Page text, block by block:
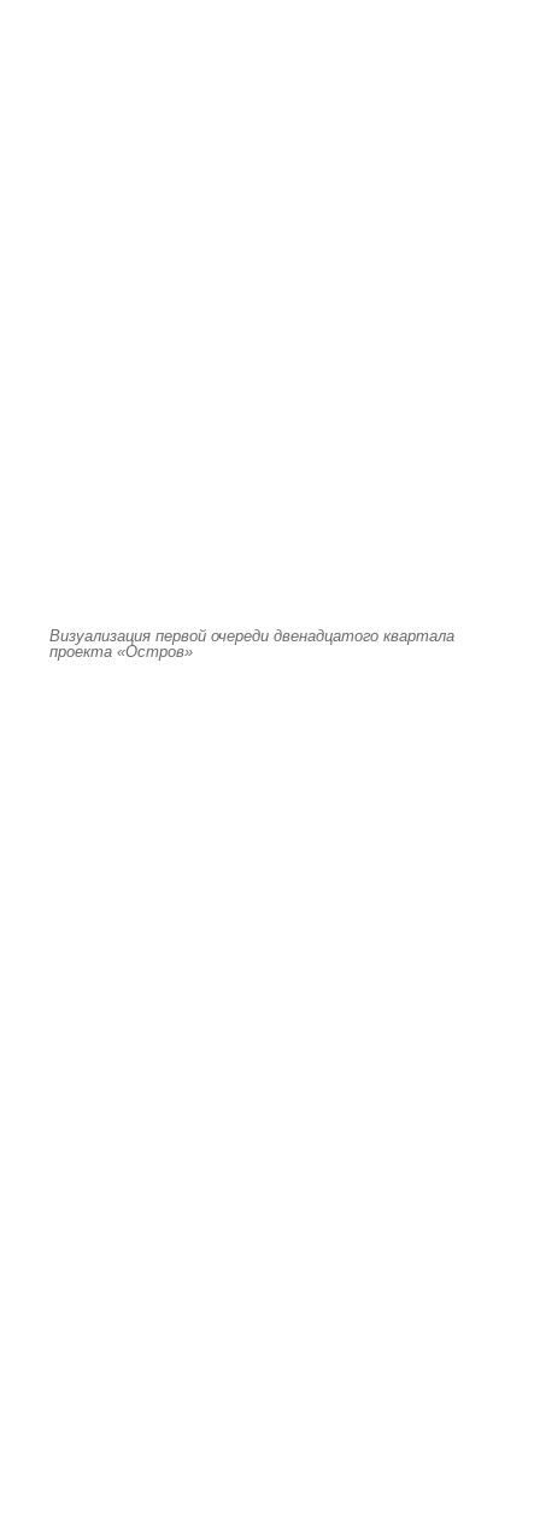
Визуализация первой очереди двенадцатого квартала
проекта «Остров»